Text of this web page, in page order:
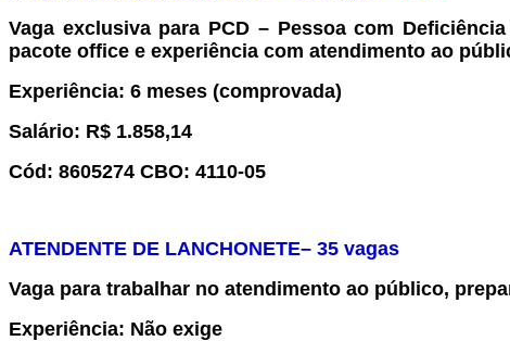
Vaga exclusiva para PCD – Pessoa com Deficiência
pacote office e experiência com atendimento ao
Experiência: 6 meses (comprovada)
Salário: R$ 1.858,14
Cód: 8605274 CBO: 4110-05
ATENDENTE DE LANCHONETE– 35 vagas
Vaga para trabalhar no atendimento ao público,
Experiência: Não exige